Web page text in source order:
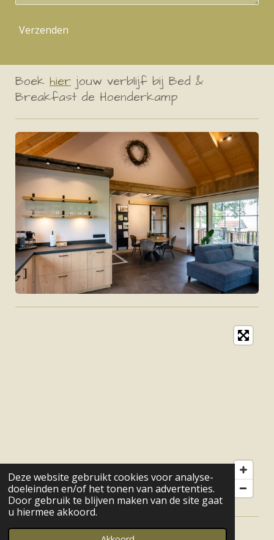
Deze website gebruikt cookies voor analyse-
doeleinden en/of het tonen van advertenties.
Door gebruik te blijven maken van de site gaat
u hiermee akkoord.
Verzenden
Boek hier jouw verblijf bij Bed &
Breakfast de Hoenderkamp
© 2023 - 2026 Bed & Breakfast De Hoenderkamp